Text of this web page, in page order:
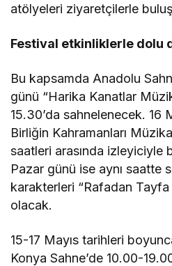
atölyeleri ziyaretçilerle
Festival etkinliklerle dolu
Bu kapsamda Anadolu
günü “Harika Kanatlar
15.30’da sahnelenecek. 16
Birliğin Kahramanları
saatleri arasında izleyiciyle
Pazar günü ise aynı saatte
karakterleri “Rafadan
olacak.
15-17 Mayıs tarihleri
Konya Sahne’de 10.00-